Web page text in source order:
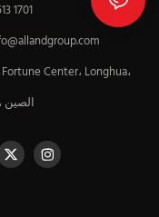
1701
Shenzhen، Guangdong، الصين